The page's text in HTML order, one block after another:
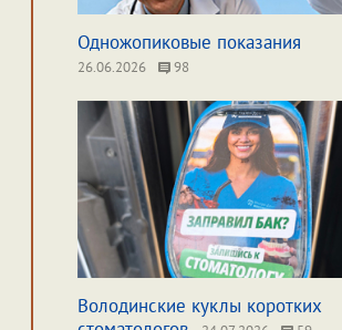
Одножопиковые показания
26.06.2026 98
Володинские куклы коротких